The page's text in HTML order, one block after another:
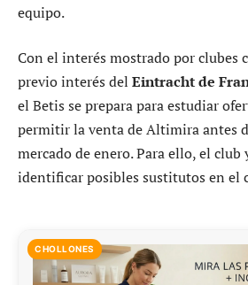
equipo.
Con el interés mostrado por clubes
previo interés del Eintracht de
el Betis se prepara para estudiar
permitir la venta de Altimira antes
mercado de enero. Para ello, el club
identificar posibles sustitutos en el
CHOLLONES